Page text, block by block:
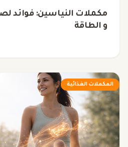
مكملات النياسين: فوائد
و الطاقة
المكملات الغذائية